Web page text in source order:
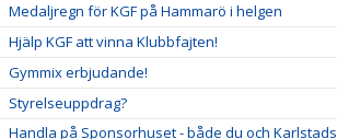
Medaljregn för KGF på Hammarö i helgen
Hjälp KGF att vinna Klubbfajten!
Gymmix erbjudande!
Styrelseuppdrag?
Handla på Sponsorhuset - både du och Karlstads